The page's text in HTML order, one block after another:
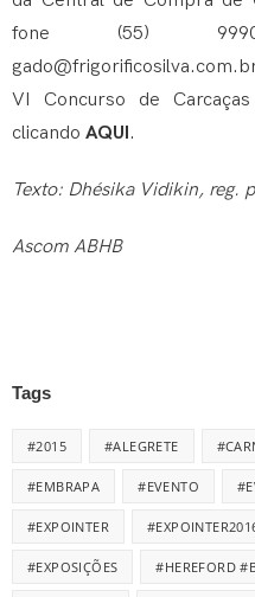
fone (55)
VI Concurso de
clicando AQUI.
Texto: Dhésika Vidikin, reg.
Ascom ABHB
Tags
#2015 #ALEGRETE
#EMBRAPA #EVENTO
#EXPOINTER
#EXPOSIÇÕES #HEREFORD